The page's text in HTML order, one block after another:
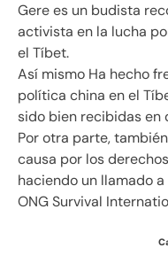
Gere es un budista
activista en la lucha
el Tíbet.
Así mismo Ha hecho
política china en el
sido bien recibidas en
Por otra parte,
causa por los
haciendo un llamado
ONG Survival